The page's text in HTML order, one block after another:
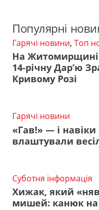
Популярні
Гарячі новини, Топ
На
14-річну Дар’ю
Кривому Розі
Гарячі новини
«Гав!» — і
влаштували
Суботня інформація
Хижак, який
мишей: канюк